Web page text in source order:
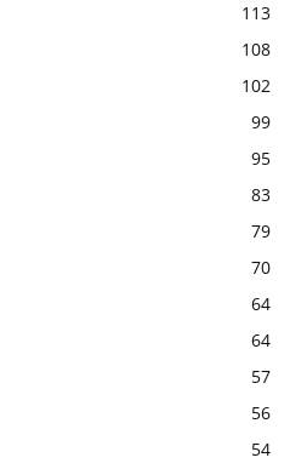
113
108
102
99
95
83
79
70
64
64
57
56
54